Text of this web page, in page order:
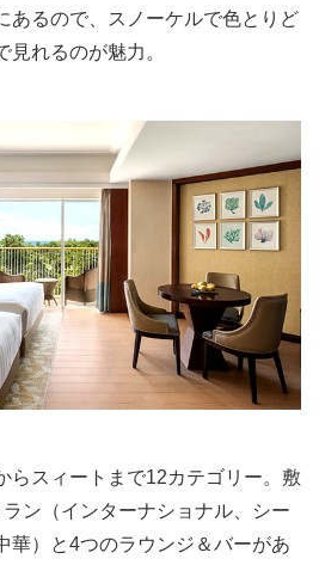
あるので、スノーケルで色とりど
見れるのが魅力。
らスィートまで12カテゴリー。敷
ン（インターナショナル、シー
華）と4つのラウンジ＆バーがあ